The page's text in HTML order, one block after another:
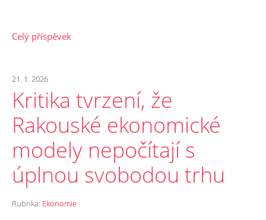
Celý příspěvek
21. 1. 2026
Kritika tvrzení, že
Rakouské ekonomické
modely nepočítají s
úplnou svobodou trhu
Rubrika: Ekonomie